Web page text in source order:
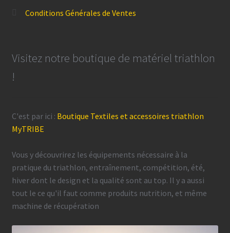
Conditions Générales de Ventes
Visitez notre boutique de matériel triathlon
!
C'est par ici : Boutique Textiles et accessoires triathlon
MyTRIBE
Vous y découvrirez les équipements nécessaire à la
pratique du triathlon, entraînement, compétition, été,
hiver dont le design et la qualité sont au top. Il y a aussi
tout le ce qu'il faut comme produits nutrition, et même
machine de récupération